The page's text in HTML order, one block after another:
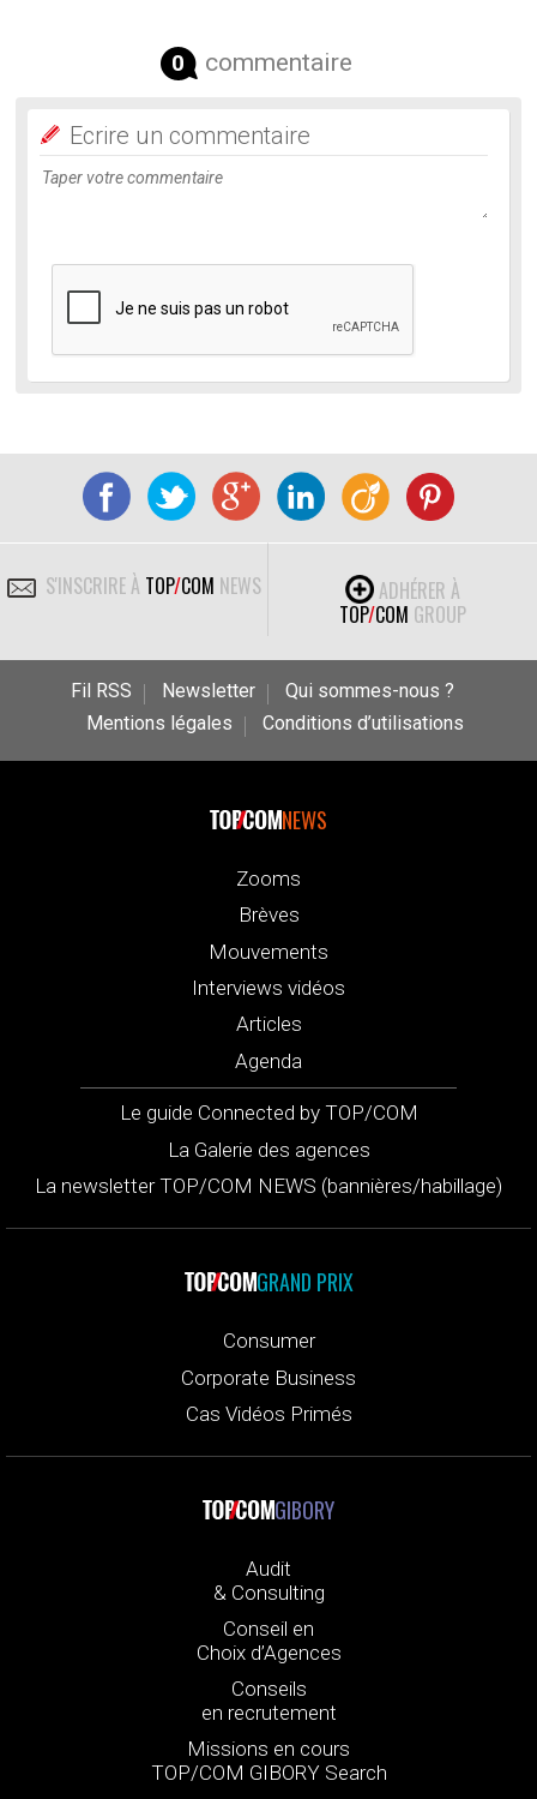
0 commentaire
Ecrire un commentaire
S'INSCRIRE À TOP/COM NEWS
ADHÉRER À
TOP/COM GROUP
Fil RSS Newsletter
Qui sommes-nous ?
Mentions légales
Conditions d’utilisations
NEWS
Zooms
Brèves
Mouvements
Interviews vidéos
Articles
Agenda
Le guide Connected by TOP/COM
La Galerie des agences
La newsletter TOP/COM NEWS (bannières/habillage)
GRAND PRIX
Consumer
Corporate Business
Cas Vidéos Primés
GIBORY
Audit
& Consulting
Conseil en
Choix d’Agences
Conseils
en recrutement
Missions en cours
TOP/COM GIBORY Search